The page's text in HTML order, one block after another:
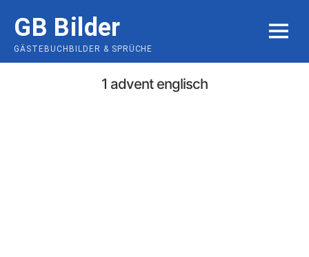
content
GB Bilder
GÄSTEBUCHBILDER & SPRÜCHE
MENU
1 advent englisch